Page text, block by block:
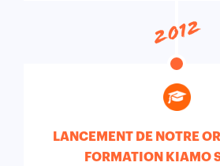
2012
LANCEMENT DE NOTRE
FORMATION KIAMO